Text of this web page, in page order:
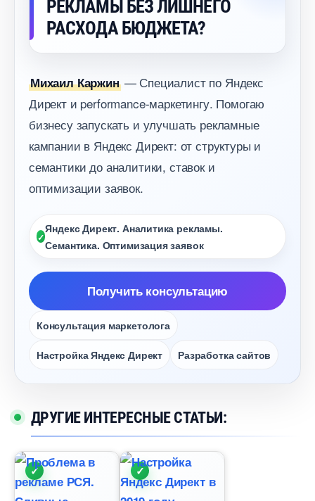
РЕКЛАМЫ БЕЗ ЛИШНЕГО
РАСХОДА БЮДЖЕТА?
Михаил Каржин— Специалист по Яндекс
Директ и performance-маркетингу. Помогаю
изнесу запускать и улучшать рекламные
кампании в Яндекс Директ: от структуры и
семантики до аналитики, ставок и
оптимизации заявок.
Яндекс Директ. Аналитика рекламы.
Семантика. Оптимизация заявок
Получить консультацию
Консультация маркетолога
Настройка Яндекс Директ Разработка сайто
ДРУГИЕ ИНТЕРЕСНЫЕ СТАТЬИ: